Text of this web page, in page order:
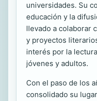
universidades. Su
educación y la
llevado a colaborar
y proyectos
interés por la
jóvenes y adultos.
Con el paso de los
consolidado su